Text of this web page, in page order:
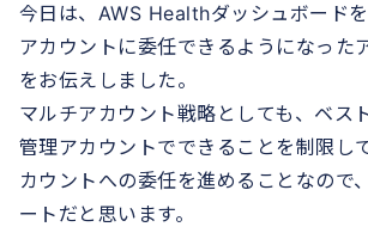
今日は、AWS Healthダッシュボード
アカウントに委任できるようになった
をお伝えしました。
マルチアカウント戦略としても、ベス
管理アカウントでできることを制限し
カウントへの委任を進めることなので
ートだと思います。